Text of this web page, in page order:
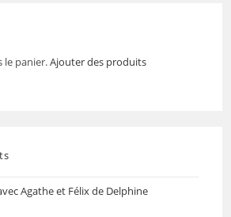
le panier.Ajouter des produits
Agathe et Félix de Delphine